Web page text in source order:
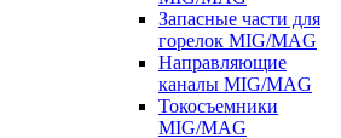
Запасные части для
горелок MIG/MAG
Направляющие
каналы MIG/MAG
Токосъемники
MIG/MAG